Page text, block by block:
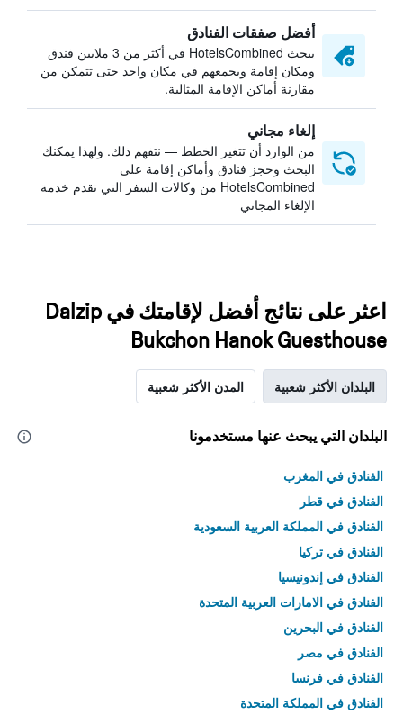
أفضل صفقات الفنادق
يبحث HotelsCombined في أكثر من 3 ملايين فندق
ومكان إقامة ويجمعهم في مكان واحد حتى تتمكن من
مقارنة أماكن الإقامة المثالية.
إلغاء مجاني
من الوارد أن تتغير الخطط — نتفهم ذلك. ولهذا يمكنك
البحث وحجز فنادق وأماكن إقامة على
HotelsCombined من وكالات السفر التي تقدم خدمة
الإلغاء المجاني
اعثر على نتائج أفضل لإقامتك في Dalzip
Bukchon Hanok Guesthouse
البلدان الأكثر شعبية المدن الأكثر شعبية
البلدان التي يبحث عنها مستخدمونا
الفنادق في المغرب
الفنادق في قطر
الفنادق في المملكة العربية السعودية
الفنادق في تركيا
الفنادق في إندونيسيا
الفنادق في الامارات العربية المتحدة
الفنادق في البحرين
الفنادق في مصر
الفنادق في فرنسا
الفنادق في المملكة المتحدة